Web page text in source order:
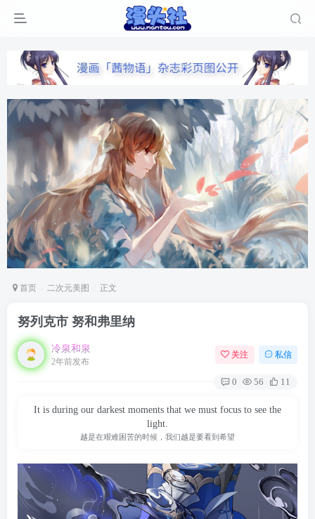
首页 二次元美图 正文
努列克市 努和弗里纳
冷泉和泉
2年前发布
关注 私信
0 56 11
It is during our darkest moments that we must focus to see the
light.
越是在艰难困苦的时候，我们越是要看到希望